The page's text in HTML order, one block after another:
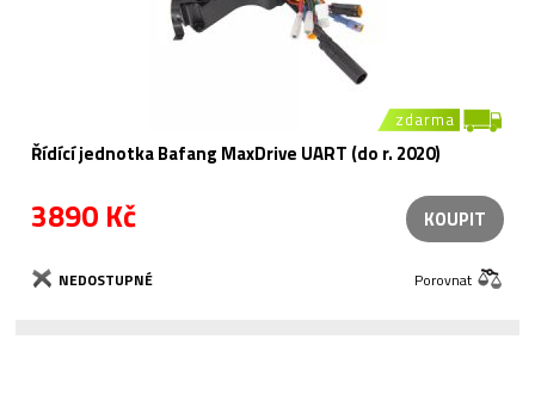
zdarma
Řídící jednotka Bafang MaxDrive UART (do r. 2020)
3890 Kč KOUPIT
NEDOSTUPNÉ Porovnat